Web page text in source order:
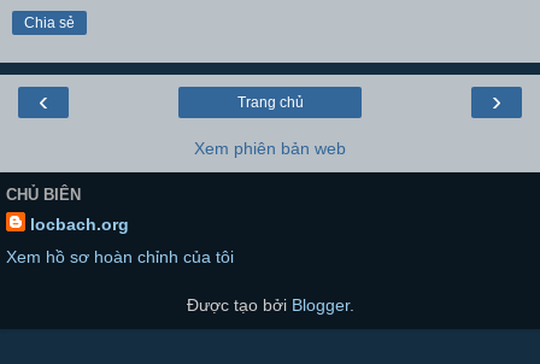
Chia sẻ
‹ ›
Trang chủ
Xem phiên bản web
CHỦ BIÊN
locbach.org
Xem hồ sơ hoàn chỉnh của tôi
Được tạo bởi Blogger.